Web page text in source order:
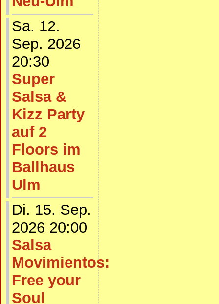
Sa. 12.
Sep. 2026
20:30
Super
Salsa &
Kizz Party
auf 2
Floors im
Ballhaus
Ulm
Di. 15. Sep.
2026 20:00
Salsa
Movimientos:
Free your
Soul